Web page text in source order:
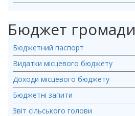
Бюджет громади
Бюджетний паспорт
Видатки місцевого бюджету
Доходи місцевого бюджету
Бюджетні запити
Звіт сільського голови